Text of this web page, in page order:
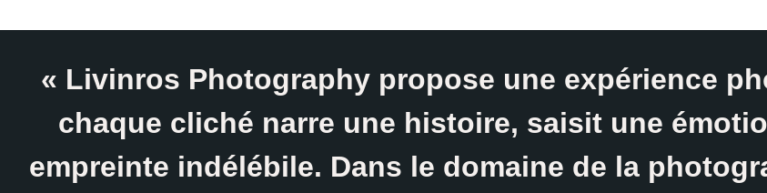
« Livinros Photography propose une expérience
chaque cliché narre une histoire, saisit une
empreinte indélébile. Dans le domaine de la